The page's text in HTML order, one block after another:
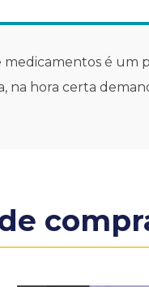
é
hora certa